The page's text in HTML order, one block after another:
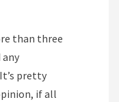
than three
pretty
if all